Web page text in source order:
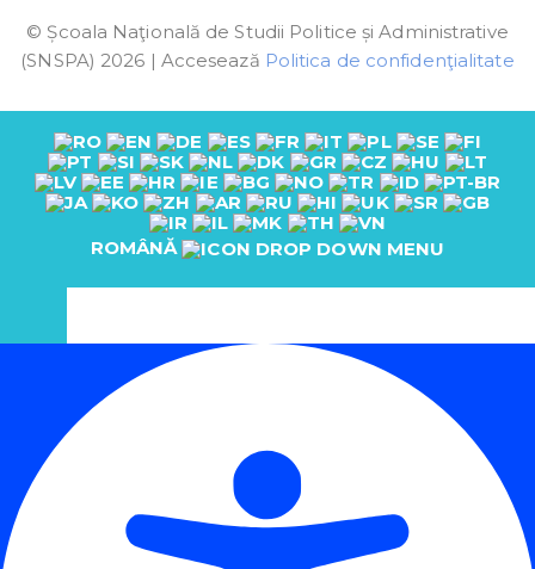
© Școala Naţională de Studii Politice și Administrative
(SNSPA) 2026 | Accesează Politica de confidenţialitate
ROMÂNĂ